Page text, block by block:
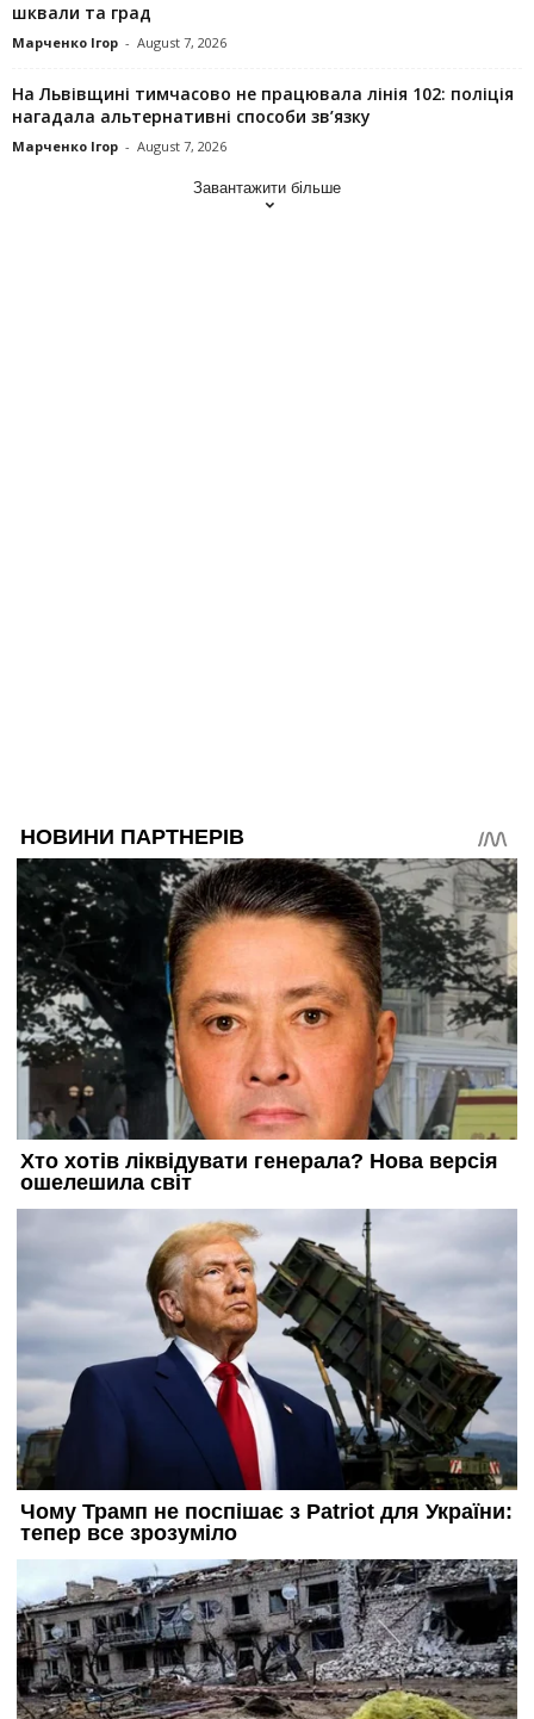
шквали та град
Марченко Ігор - August 7, 2026
На Львівщині тимчасово не працювала лінія 102: поліція
нагадала альтернативні способи зв’язку
Марченко Ігор - August 7, 2026
Завантажити більше